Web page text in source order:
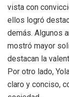
vista con
ellos logró
demás. Algunos
mostró mayor
destacan la
Por otro lado,
claro y conciso,